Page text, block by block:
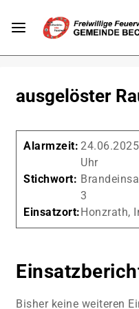
ausgelöster
Alarmzeit:
Uhr
Stichwort:
3
Einsatzort:Honzrath,
Bisher keine weiteren